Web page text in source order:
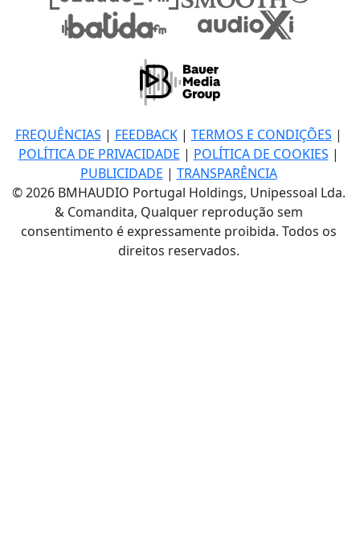
FREQUÊNCIAS | FEEDBACK| TERMOS E CONDIÇÕES |
POLÍTICA DE PRIVACIDADE | POLÍTICA DE COOKIES |
PUBLICIDADE | TRANSPARÊNCIA
© 2026 BMHAUDIO Portugal Holdings, Unipessoal Lda.
& Comandita, Qualquer reprodução sem
consentimento é expressamente proibida. Todos os
direitos reservados.